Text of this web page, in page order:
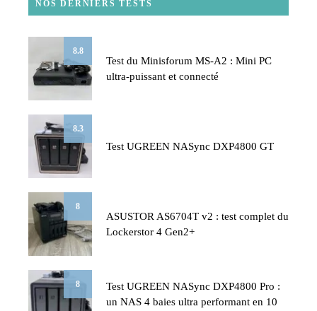
NOS DERNIERS TESTS
8.8
Test du Minisforum MS-A2 : Mini PC
ultra-puissant et connecté
8.3
Test UGREEN NASync DXP4800 GT
8
ASUSTOR AS6704T v2 : test complet du
Lockerstor 4 Gen2+
8
Test UGREEN NASync DXP4800 Pro :
un NAS 4 baies ultra performant en 10